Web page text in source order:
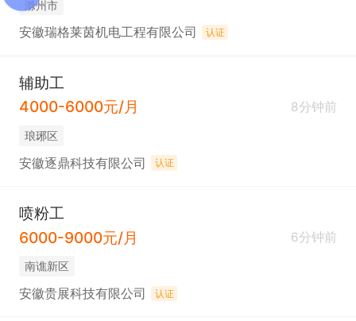
滁州市
安徽瑞格莱茵机电工程有限公司 认证
辅助工
4000-6000元/月
8分钟前
琅琊区
安徽逐鼎科技有限公司 认证
喷粉工
6000-9000元/月
6分钟前
南谯新区
安徽贵展科技有限公司 认证